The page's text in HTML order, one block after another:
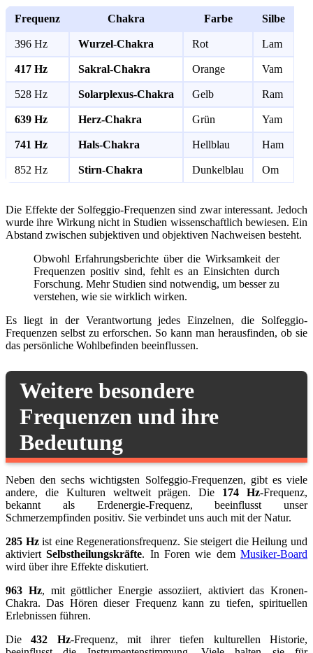
Frequenz Chakra Farbe Silbe
396 Hz Wurzel-Chakra Rot Lam
417 Hz Sakral-Chakra Orange Vam
528 Hz Solarplexus-Chakra Gelb Ram
639 Hz Herz-Chakra Grün Yam
741 Hz Hals-Chakra Hellblau Ham
852 Hz Stirn-Chakra Dunkelblau Om
Die Effekte der Solfeggio-Frequenzen sind zwar interessant. Jedoch
wurde ihre Wirkung nicht in Studien wissenschaftlich bewiesen. Ein
Abstand zwischen subjektiven und objektiven Nachweisen besteht.
Obwohl Erfahrungsberichte über die Wirksamkeit der
Frequenzen positiv sind, fehlt es an Einsichten durch
Forschung. Mehr Studien sind notwendig, um besser zu
verstehen, wie sie wirklich wirken.
Es liegt in der Verantwortung jedes Einzelnen, die Solfeggio-
Frequenzen selbst zu erforschen. So kann man herausfinden, ob sie
das persönliche Wohlbefinden beeinflussen.
Weitere besondere
Frequenzen und ihre
Bedeutung
Neben den sechs wichtigsten Solfeggio-Frequenzen, gibt es viele
andere, die Kulturen weltweit prägen. Die 174 Hz-Frequenz,
bekannt als Erdenergie-Frequenz, beeinflusst unser
Schmerzempfinden positiv. Sie verbindet uns auch mit der Natur.
285 Hzist eine Regenerationsfrequenz. Sie steigert die Heilung und
aktiviertSelbstheilungskräfte. In Foren wie demMusiker-Board
wird über ihre Effekte diskutiert.
963 Hz, mit göttlicher Energie assoziiert, aktiviert das Kronen-
Chakra. Das Hören dieser Frequenz kann zu tiefen, spirituellen
Erlebnissen führen.
Die432 Hz-Frequenz, mit ihrer tiefen kulturellen Historie,